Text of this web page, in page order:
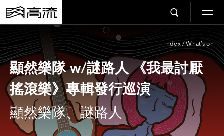
Index / What’s on
顯然樂隊 w/謎路人 《我最討厭
搖滾樂》專輯發行巡演
顯然樂隊、謎路人